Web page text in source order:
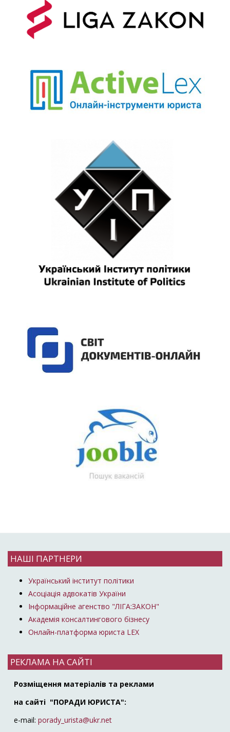
НАШІ ПАРТНЕРИ
Український інститут політики
Асоціація адвокатів України
Інформаційне агенство "ЛІГА:ЗАКОН"
Академія консалтингового бізнесу
Онлайн-платформа юриста LEX
РЕКЛАМА НА САЙТІ
Розміщення матеріалів та реклами
на сайті "ПОРАДИ ЮРИСТА":
e-mail: porady_urista@ukr.net